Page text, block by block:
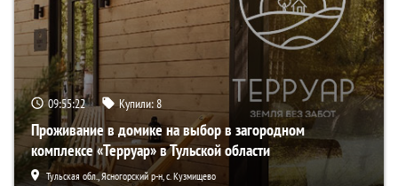
09:55:21 Купили:8
Проживание в домике на выбор в загородном
комплексе «Терруар» в Тульской области
Тульская обл., Ясногорский р-н, с. Кузмищево